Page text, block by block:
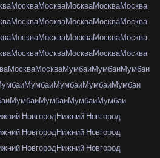
МоскваМоскваМоскваМоскваМосква
МоскваМоскваМоскваМоскваМосква
МоскваМоскваМоскваМоскваМосква
МоскваМоскваМоскваМоскваМосква
МоскваМоскваМумбаиМумбаиМумбаи
МумбаиМумбаиМумбаиМумбаи
МумбаиМумбаиМумбаиМумбаи
НовгородНижний Новгород
НовгородНижний Новгород
НовгородНижний Новгород